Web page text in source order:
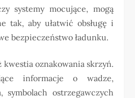
systemy mocujące, mogą
tak, aby ułatwić obsługę i
bezpieczeństwo ładunku.
kwestia oznakowania skrzyń.
informacje o wadze,
symbolach ostrzegawczych